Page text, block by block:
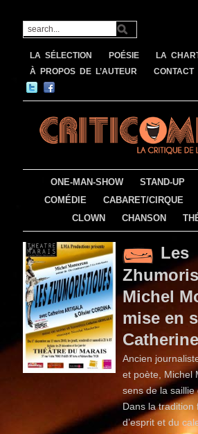
LA SÉLECTION POÉSIE LA
À PROPOS DE L’AUTEUR
CONTACT
ONE-MAN-SHOW STAND-UP
COMÉDIE
CABARET/CIRQUE
CLOWN
CHANSON
Les
Michel
mise en
Ancien
et poète, Michel
sens de la saillie
Dans la tradition
d’esprit et du